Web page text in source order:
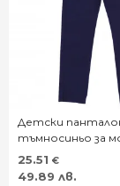
Детски
тъмносиньо за
25.51 €
49.89 лв.